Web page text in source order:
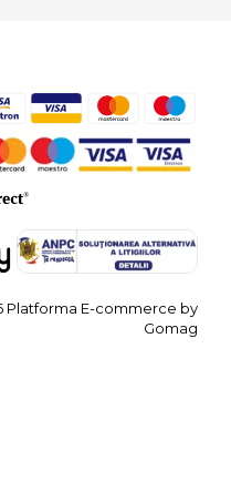
Platforma E-commerce by
Gomag